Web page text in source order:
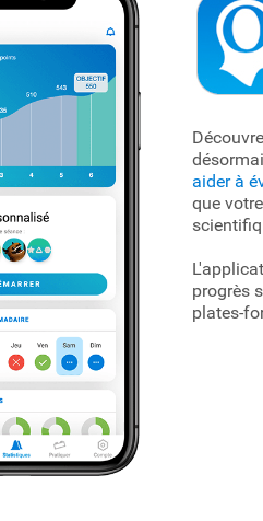
aider à
que
progrès
plates-